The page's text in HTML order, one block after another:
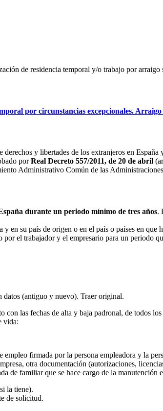
de residencia temporal y/o trabajo por arraigo
por circunstancias excepcionales. Arraigo
derechos y libertades de los extranjeros en
porReal Decreto 557/2011, de 20 de abril
Administrativo Común de las
durante un periodo mínimo de tres años.
y en su país de origen o en el país o países en
por el trabajador y el empresario para un periodo
datos (antiguo y nuevo). Traer original.
con las fechas de alta y baja padronal, de todos
vida:
empleo firmada por la persona empleadora y la
otra documentación (autorizaciones,
de familiar que se hace cargo de la manutención
la tiene).
de solicitud.